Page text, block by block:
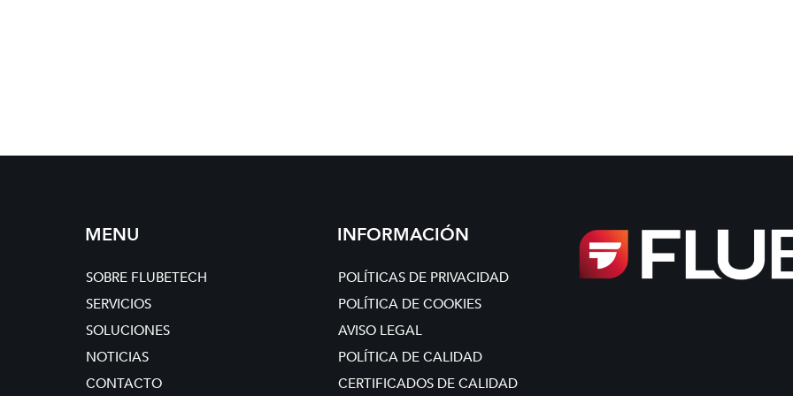
MENU
SOBRE FLUBETECH
SERVICIOS
SOLUCIONES
NOTICIAS
CONTACTO
INFORMACIÓN
POLÍTICAS DE PRIVACIDAD
POLÍTICA DE COOKIES
AVISO LEGAL
POLÍTICA DE CALIDAD
CERTIFICADOS DE CALIDAD